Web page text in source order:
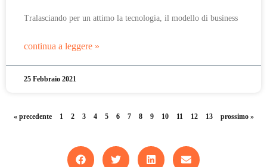
Tralasciando per un attimo la tecnologia, il modello di business
continua a leggere »
25 Febbraio 2021
« precedente 1 2 3 4 5 6 7 8 9 10 11 12 13 prossimo »